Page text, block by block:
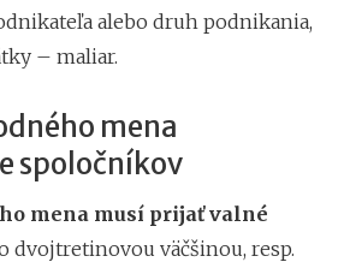
alebo druh podnikania,
– maliar.
mena
spoločníkov
mena musí prijať valné
dvojtretinovou väčšinou, resp.